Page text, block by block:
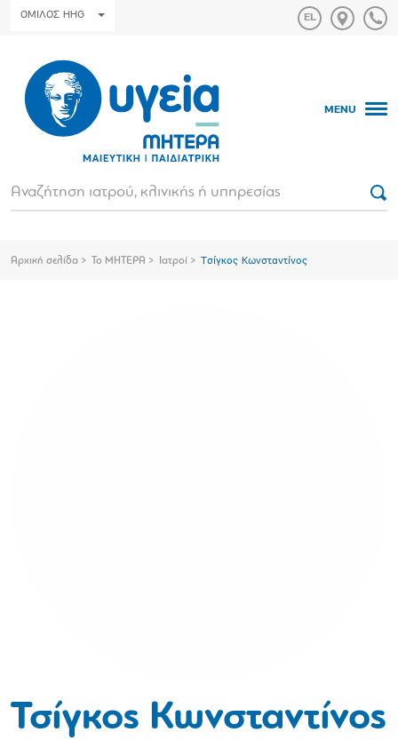
ΟΜΙΛΟΣ HHG
MENU
Αρχική σελίδα Το ΜΗΤΕΡΑ Ιατροί Τσίγκος Κωνσταντίνος
Τσίγκος Κωνσταντίνος